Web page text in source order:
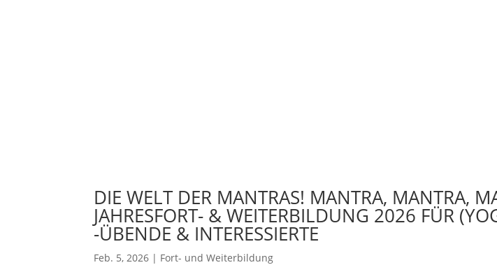
DIE WELT DER MANTRAS! MANTRA, MANTRA,
JAHRESFORT- & WEITERBILDUNG 2026 FÜR
-ÜBENDE & INTERESSIERTE
Feb. 5, 2026 | Fort- und Weiterbildung